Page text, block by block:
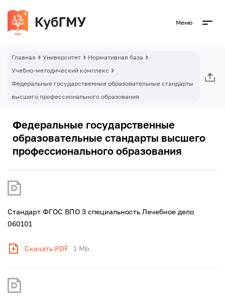
Меню
Главная Университет
Нормативная база
Учебно-методический комплекс
Федеральные государственные образовательные стандарты
высшего профессионального образования
Федеральные государственные
образовательные стандарты высшего
профессионального образования
Стандарт ФГОС ВПО 3 специальность Лечебное дело
060101
Скачать PDF 1 Mb.